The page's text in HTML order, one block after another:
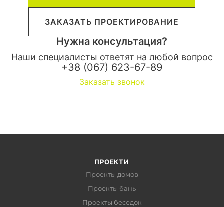
ЗАКАЗАТЬ ПРОЕКТИРОВАНИЕ
Нужна консультация?
Наши специалисты ответят на любой вопрос
+38 (067) 623-67-89
Заказать звонок
ПРОЕКТИ
Проекты домов
Проекты бань
Проекты беседок